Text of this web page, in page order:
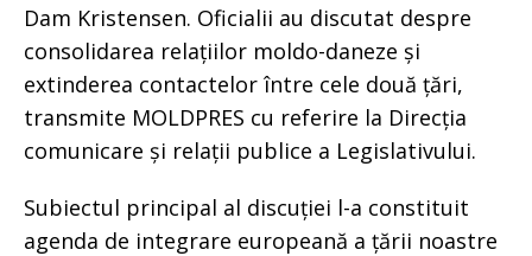
Dam Kristensen. Oficialii au discutat despre
consolidarea relațiilor moldo-daneze și
extinderea contactelor între cele două țări,
transmite MOLDPRES cu referire la Direcția
comunicare și relații publice a Legislativului.
Subiectul principal al discuției l-a constituit
agenda de integrare europeană a țării noastre